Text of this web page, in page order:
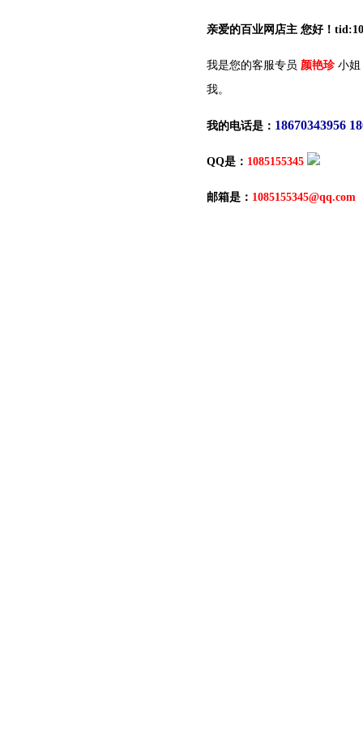
亲爱的百业网店主 您好！
我是您的客服专员 颜艳珍小姐
我。
我的电话是： 18670343956
QQ是： 1085155345
邮箱是： 1085155345@qq.com